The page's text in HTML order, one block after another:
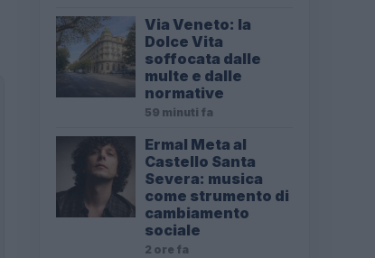
Via Veneto: la
Dolce Vita
soffocata dalle
multe e dalle
normative
59 minuti fa
Ermal Meta al
Castello Santa
Severa: musica
come strumento di
cambiamento
sociale
2 ore fa